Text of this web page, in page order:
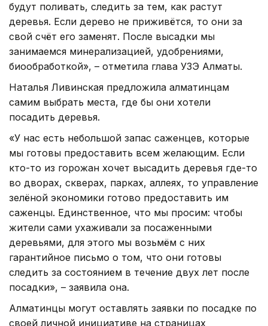
будут поливать, следить за тем, как растут
деревья. Если дерево не приживётся, то они за
свой счёт его заменят. После высадки мы
занимаемся минерализацией, удобрениями,
биообработкой», – отметила глава УЗЭ Алматы.
Наталья Ливинская предложила алматинцам
самим выбрать места, где бы они хотели
посадить деревья.
«У нас есть небольшой запас саженцев, которые
мы готовы предоставить всем желающим. Если
кто-то из горожан хочет высадить деревья где-то
во дворах, скверах, парках, аллеях, то управление
зелёной экономики готово предоставить им
саженцы. Единственное, что мы просим: чтобы
жители сами ухаживали за посаженными
деревьями, для этого мы возьмём с них
гарантийное письмо о том, что они готовы
следить за состоянием в течение двух лет после
посадки», – заявила она.
Алматинцы могут оставлять заявки по посадке по
своей личной инициативе на страницах